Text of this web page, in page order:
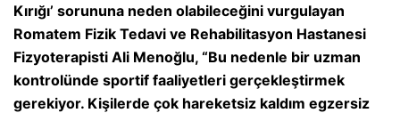
Kırığı’ sorununa neden olabileceğini vurgulayan
Romatem Fizik Tedavi ve Rehabilitasyon Hastanesi
Fizyoterapisti Ali Menoğlu, “Bu nedenle bir uzman
kontrolünde sportif faaliyetleri gerçekleştirmek
gerekiyor. Kişilerde çok hareketsiz kaldım egzersiz